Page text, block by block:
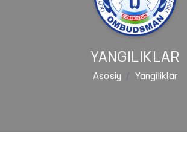
YANGILIKLAR
Asosiy Yangiliklar